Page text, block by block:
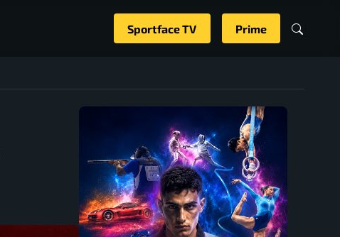
Sportface TV Prime